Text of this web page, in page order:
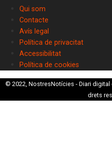
Qui som
Contacte
Avís legal
Política de privacitat
Accessibilitat
Política de cookies
© 2022, NostresNotícies - Diari digital
drets